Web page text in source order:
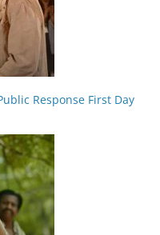
Response First Day